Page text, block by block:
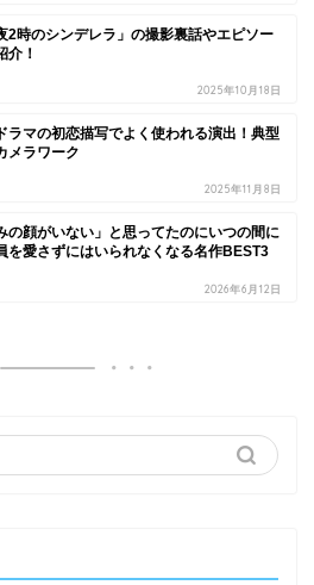
2時のシンデレラ」の撮影裏話やエピソー
介！
2025年10月18日
ラマの初恋描写でよく使われる演出！典型
メラワーク
2025年11月8日
の顔がいない」と思ってたのにいつの間に
を愛さずにはいられなくなる名作BEST3
2026年6月12日